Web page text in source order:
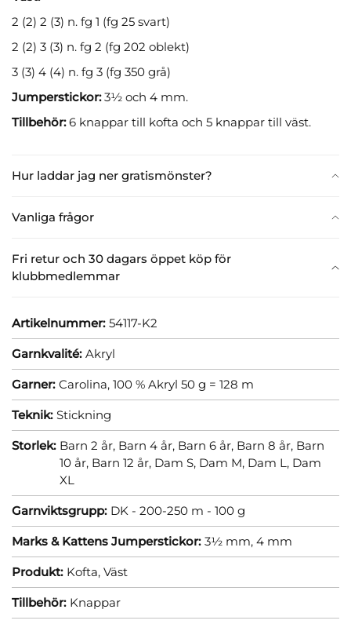
Hur laddar jag ner gratismönster?
Vanliga frågor
Fri retur och 30 dagars öppet köp för
klubbmedlemmar
2 (2) 2 (3) n. fg 1 (fg 25 svart)
2 (2) 3 (3) n. fg 2 (fg 202 oblekt)
3 (3) 4 (4) n. fg 3 (fg 350 grå)
Jumperstickor:3½ och 4 mm.
Tillbehör:6 knappar till kofta och 5 knappar till väst.
Artikelnummer: 54117-K2
Garnkvalité: Akryl
Garner: Carolina, 100 % Akryl 50 g = 128 m
Teknik: Stickning
Storlek: Barn 2 år, Barn 4 år, Barn 6 år, Barn 8 år, Barn
10 år, Barn 12 år, Dam S, Dam M, Dam L, Dam
XL
Garnviktsgrupp: DK - 200-250 m - 100 g
Marks & Kattens Jumperstickor: 3½ mm, 4 mm
Produkt: Kofta, Väst
Tillbehör: Knappar